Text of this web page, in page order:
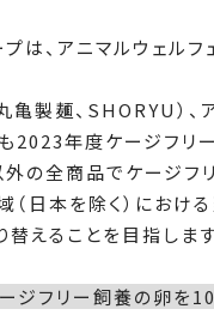
プは、アニマルウェル
亀製麺、SHORYU）
2023年度ケージフリ
外の全商品でケージ
（日本を除く）におけ
えることを目指します
ジフリー飼養の卵を